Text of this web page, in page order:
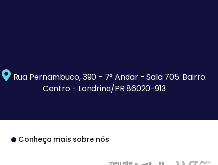
Rua Pernambuco, 390 - 7° Andar - Sala 705. Bairro:
Centro - Londrina/PR 86020-913
Conheça mais sobre nós